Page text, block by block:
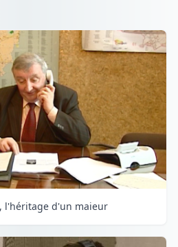
l'héritage d'un maieur